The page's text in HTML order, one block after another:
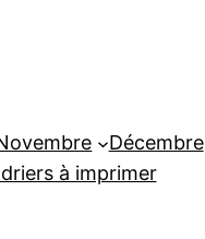
Décembre
à imprimer